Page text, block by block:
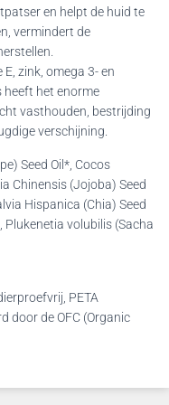
en helpt de huid te
vermindert de
zink, omega 3- en
heeft het enorme
vasthouden, bestrijding
verschijning.
Seed Oil*, Cocos
Chinensis (Jojoba) Seed
Hispanica (Chia) Seed
Plukenetia volubilis (Sacha
PETA
door de OFC (Organic